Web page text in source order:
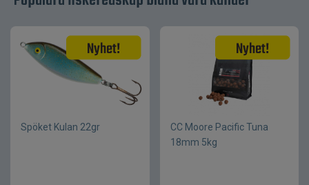
Spötyp
Längd
Kastklass
HVF kolfiber
Spöket Kulan 22gr
CC Moore Pacific Tuna
18mm 5kg